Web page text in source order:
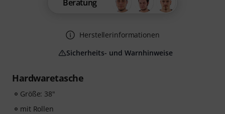
Hardwaretasche
Größe: 38"
mit Rollen
Beratung
Herstellerinformationen
Sicherheits- und Warnhinweise